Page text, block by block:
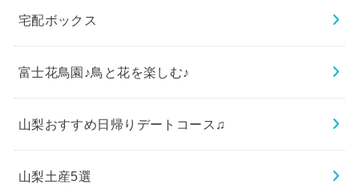
宅配ボックス
富士花鳥園♪鳥と花を楽しむ♪
山梨おすすめ日帰りデートコース♫
山梨土産5選